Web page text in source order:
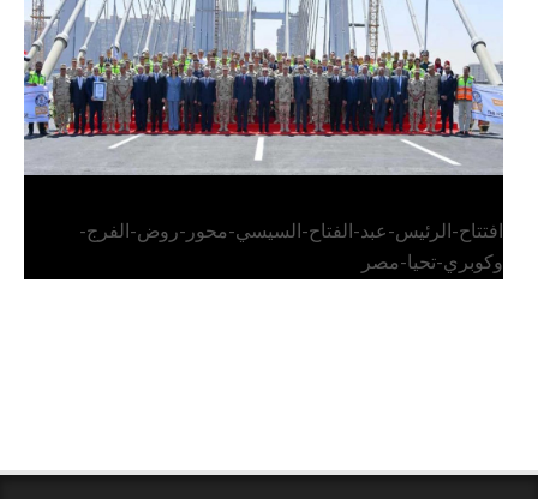
افتتاح-الرئيس-عبد-الفتاح-السيسي-محور-روض-الفرج-
وكوبري-تحيا-مصر